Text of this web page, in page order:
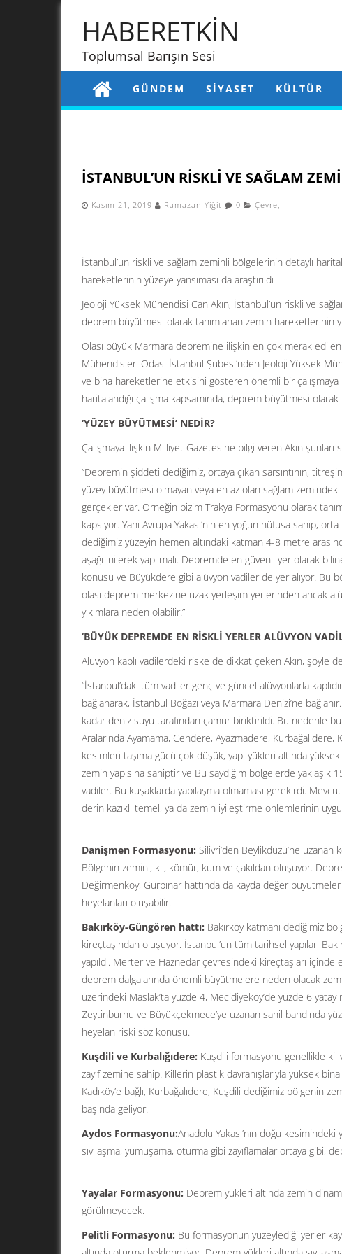
HABERETKİN
Toplumsal Barışın Sesi
GÜNDEM SIYASET KÜLTÜR
İSTANBUL’UN RISKLI VE SAĞLAM
Kasım 21, 2019 Ramazan Yiğit 0 Çevre,
İstanbul’un riskli ve sağlam zeminli bölgelerinin detaylı
hareketlerinin yüzeye yansıması da araştırıldı
Jeoloji Yüksek Mühendisi Can Akın, İstanbul’un riskli ve
deprem büyütmesi olarak tanımlanan zemin hareketlerinin
Olası büyük Marmara depremine ilişkin en çok merak edilen
Mühendisleri Odası İstanbul Şubesi’nden Jeoloji Yüksek
ve bina hareketlerine etkisini gösteren önemli bir çalışmaya
haritalandığı çalışma kapsamında, deprem büyütmesi
‘YÜZEY BÜYÜTMESİ’ NEDİR?
Çalışmaya ilişkin Milliyet Gazetesine bilgi veren Akın şunları
“Depremin şiddeti dediğimiz, ortaya çıkan sarsıntının,
yüzey büyütmesi olmayan veya en az olan sağlam
gerçekler var. Örneğin bizim Trakya Formasyonu olarak
kapsıyor. Yani Avrupa Yakası’nın en yoğun nüfusa sahip,
dediğimiz yüzeyin hemen altındaki katman 4-8 metre
aşağı inilerek yapılmalı. Depremde en güvenli yer olarak
konusu ve Büyükdere gibi alüvyon vadiler de yer alıyor. Bu
olası deprem merkezine uzak yerleşim yerlerinden ancak
yıkımlara neden olabilir.”
‘BÜYÜK DEPREMDE EN RİSKLİ YERLER ALÜVYON
Alüvyon kaplı vadilerdeki riske de dikkat çeken Akın, şöyle
“İstanbul’daki tüm vadiler genç ve güncel alüvyonlarla
bağlanarak, İstanbul Boğazı veya Marmara Denizi’ne
kadar deniz suyu tarafından çamur biriktirildi. Bu nedenle
Aralarında Ayamama, Cendere, Ayazmadere,
kesimleri taşıma gücü çok düşük, yapı yükleri altında
zemin yapısına sahiptir ve Bu saydığım bölgelerde
vadiler. Bu kuşaklarda yapılaşma olmaması gerekirdi.
derin kazıklı temel, ya da zemin iyileştirme önlemlerinin
Danişmen Formasyonu: Silivri’den Beylikdüzü’ne
Bölgenin zemini, kil, kömür, kum ve çakıldan oluşuyor.
Değirmenköy, Gürpınar hattında da kayda değer
heyelanları oluşabilir.
Bakırköy-Güngören hattı: Bakırköy katmanı dediğimiz
kireçtaşından oluşuyor. İstanbul’un tüm tarihsel yapıları
yapıldı. Merter ve Haznedar çevresindeki kireçtaşları
deprem dalgalarında önemli büyütmelere neden olacak
üzerindeki Maslak’ta yüzde 4, Mecidiyeköy’de yüzde 6
Zeytinburnu ve Büyükçekmece’ye uzanan sahil bandında
heyelan riski söz konusu.
Kuşdili ve Kurbalığıdere: Kuşdili formasyonu genellikle kil
zayıf zemine sahip. Killerin plastik davranışlarıyla yüksek
Kadıköy’e bağlı, Kurbağalıdere, Kuşdili dediğimiz
başında geliyor.
Aydos Formasyonu:Anadolu Yakası’nın doğu
sıvılaşma, yumuşama, oturma gibi zayıflamalar ortaya gibi,
Yayalar Formasyonu: Deprem yükleri altında zemin
görülmeyecek.
Pelitli Formasyonu: Bu formasyonun yüzeylediği yerler